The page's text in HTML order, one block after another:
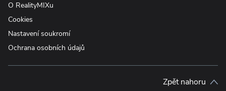
O RealityMIXu
Cookies
Nastavení soukromí
Ochrana osobních údajů
Zpět nahoru